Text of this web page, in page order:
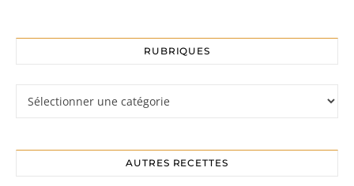
RUBRIQUES
AUTRES RECETTES